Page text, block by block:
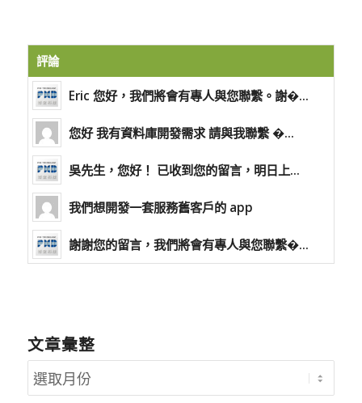
評論
Eric 您好，我們將會有專人與您聯繫。謝�...
您好 我有資料庫開發需求 請與我聯繫 �...
吳先生，您好！ 已收到您的留言，明日上...
我們想開發一套服務舊客戶的 app
謝謝您的留言，我們將會有專人與您聯繫�...
文章彙整